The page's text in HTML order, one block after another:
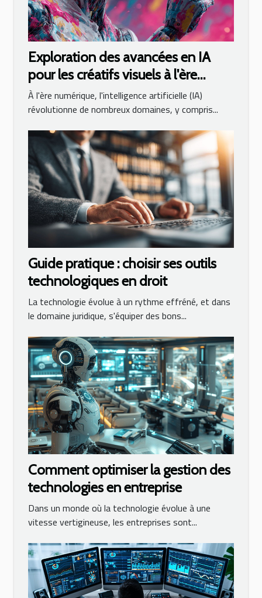
Exploration des avancées en IA
pour les créatifs visuels à l'ère
numérique
À l'ère numérique, l'intelligence artificielle (IA)
révolutionne de nombreux domaines, y compris...
Guide pratique : choisir ses outils
technologiques en droit
La technologie évolue à un rythme effréné, et dans
le domaine juridique, s'équiper des bons...
Comment optimiser la gestion des
technologies en entreprise
Dans un monde où la technologie évolue à une
vitesse vertigineuse, les entreprises sont...